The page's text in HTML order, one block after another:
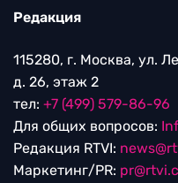
Редакция
115280, г. Москва, ул.
д. 26, этаж 2
тел: +7 (499) 579-86-96
Для общих вопросов:
Редакция RTVI:
Маркетинг/PR: